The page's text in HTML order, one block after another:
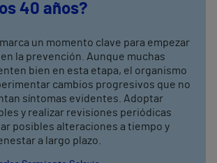
40 años?
marca un momento clave para empezar
la prevención. Aunque muchas
bien en esta etapa, el organismo
cambios progresivos que no
síntomas evidentes. Adoptar
y realizar revisiones periódicas
posibles alteraciones a tiempo y
a largo plazo.